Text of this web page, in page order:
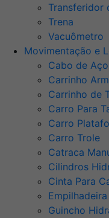
Transferidor
Trena
Vacuômetro
Movimentação e
Cabo de
Carrinho
Carrinho de
Carro Para
Carro
Carro Trole
Catraca
Cilindros
Cinta Para
Empilhadeira
Guincho